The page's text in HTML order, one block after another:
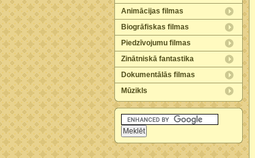
Animācijas filmas
Biogrāfiskas filmas
Piedzīvojumu filmas
Zinātniskā fantastika
Dokumentālās filmas
Mūzikls